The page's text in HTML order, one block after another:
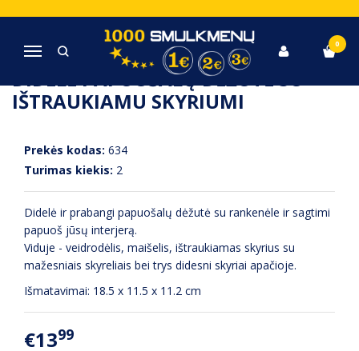
Navigacija
0
Pagrindinis
Namų interjeras
Didelė papuošalų dėžutė su ištraukiamu skyriumi
DIDELĖ PAPUOŠALŲ DĖŽUTĖ SU
IŠTRAUKIAMU SKYRIUMI
Prekės kodas: 634
Turimas kiekis: 2
Didelė ir prabangi papuošalų dėžutė su rankenėle ir sagtimi
papuoš jūsų interjerą.
Viduje - veidrodėlis, maišelis, ištraukiamas skyrius su
mažesniais skyreliais bei trys didesni skyriai apačioje.
Išmatavimai: 18.5 x 11.5 x 11.2 cm
€1399